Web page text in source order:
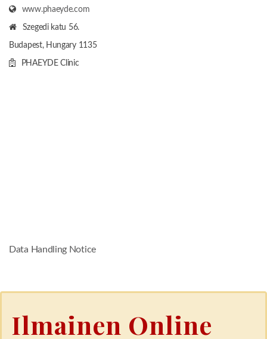
www.phaeyde.com
Szegedi katu 56.
Budapest, Hungary 1135
PHAEYDE Clinic
Data Handling Notice
Ilmainen Online